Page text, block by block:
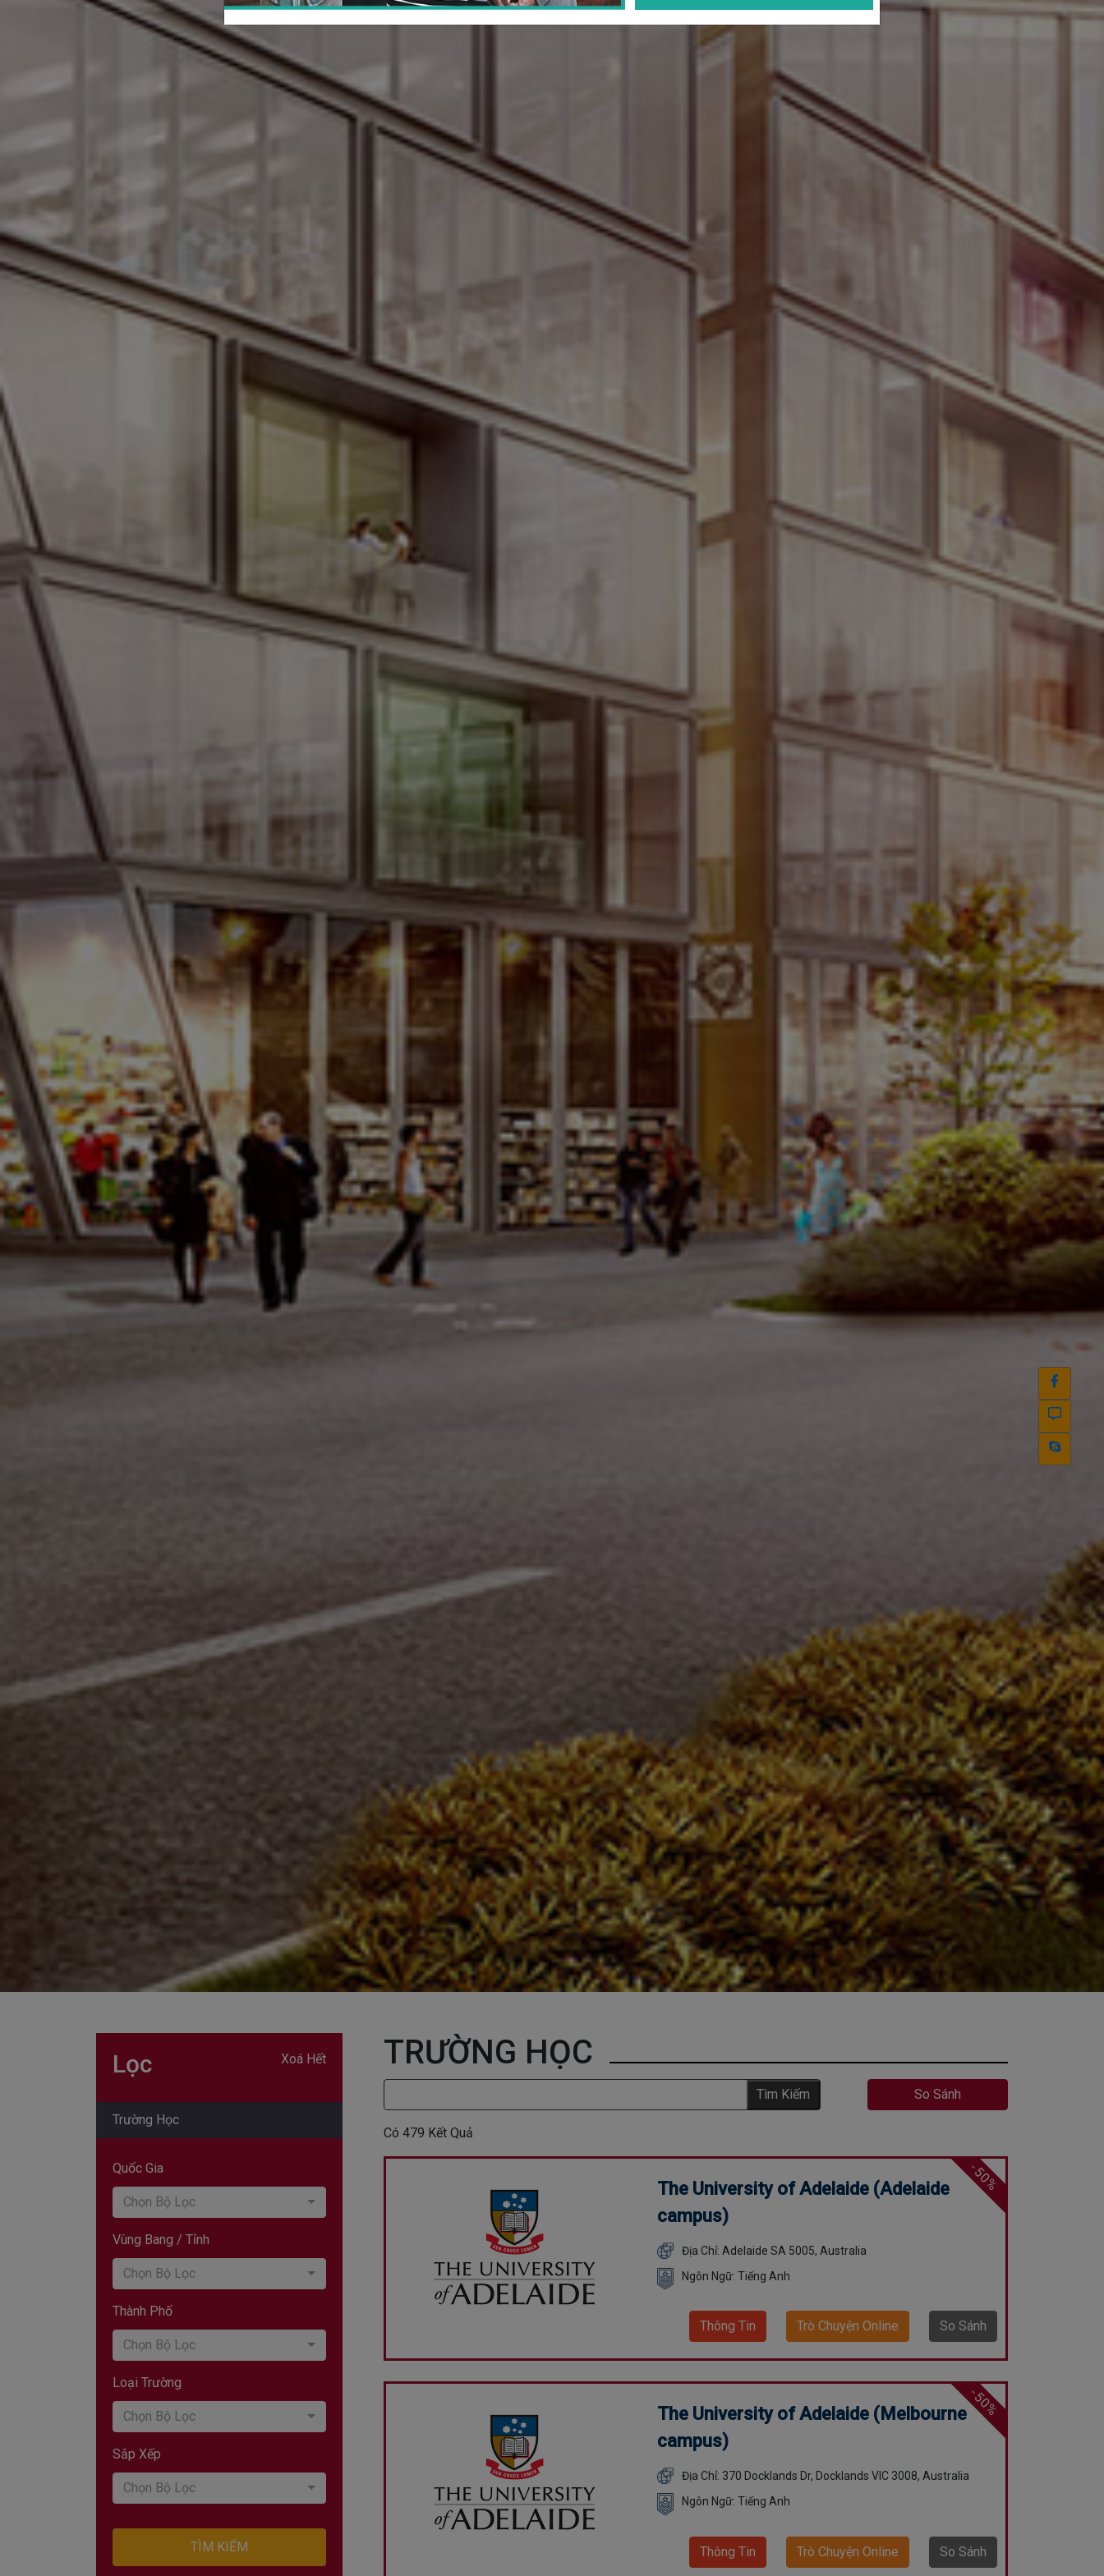
Lọc Xoá Hết
Trường Học
Quốc Gia
Chọn Bộ Lọc
Vùng Bang / Tỉnh
Chọn Bộ Lọc
Thành Phố
Chọn Bộ Lọc
Loại Trường
Chọn Bộ Lọc
Sắp Xếp
Chọn Bộ Lọc
TÌM KIẾM
TRƯỜNG HỌC
Tìm Kiếm
Có 479 Kết Quả
So Sánh
-50%
The University of Adelaide (Adelaide
campus)
Địa Chỉ: Adelaide SA 5005, Australia
Ngôn Ngữ: Tiếng Anh
Thông Tin Trò Chuyện Online So Sánh
-50%
The University of Adelaide (Melbourne
campus)
Địa Chỉ: 370 Docklands Dr, Docklands VIC 3008, Australia
Ngôn Ngữ: Tiếng Anh
Thông Tin Trò Chuyện Online So Sánh